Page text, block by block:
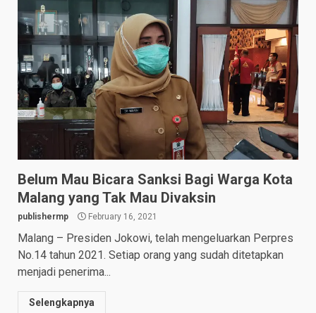
Belum Mau Bicara Sanksi Bagi Warga Kota
Malang yang Tak Mau Divaksin
publishermp February 16, 2021
Malang – Presiden Jokowi, telah mengeluarkan Perpres
No.14 tahun 2021. Setiap orang yang sudah ditetapkan
menjadi penerima...
Selengkapnya